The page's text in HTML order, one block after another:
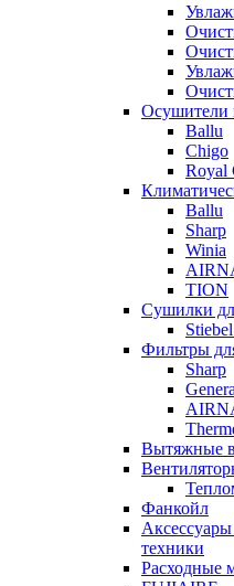
Осушители
Ballu
Chigo
Royal
Ballu
Sharp
Winia
TION
Сушилки
Фильтры
Sharp
Вытяжные
Фанкойл
техники
Расходные